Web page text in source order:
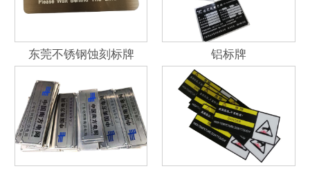
东莞不锈钢蚀刻标牌 铝标牌